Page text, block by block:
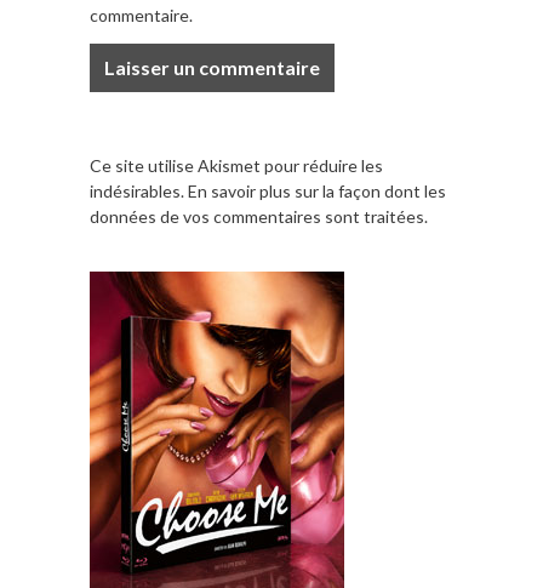
commentaire.
Ce site utilise Akismet pour réduire les
indésirables.En savoir plus sur la façon dont les
données de vos commentaires sont traitées.